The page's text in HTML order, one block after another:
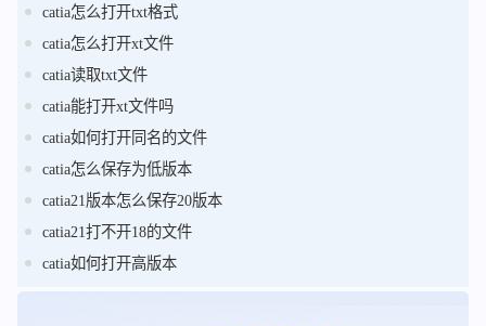
catia怎么打开txt格式
catia怎么打开xt文件
catia读取txt文件
catia能打开xt文件吗
catia如何打开同名的文件
catia怎么保存为低版本
catia21版本怎么保存20版本
catia21打不开18的文件
catia如何打开高版本